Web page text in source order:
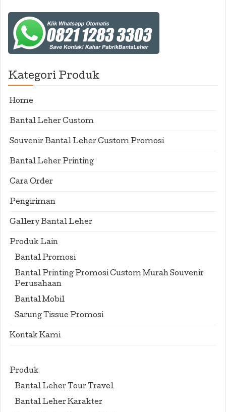
Kategori Produk
Home
Bantal Leher Custom
Souvenir Bantal Leher Custom Promosi
Bantal Leher Printing
Cara Order
Pengiriman
Gallery Bantal Leher
Produk Lain
Bantal Promosi
Bantal Printing Promosi Custom Murah Souvenir
Perusahaan
Bantal Mobil
Sarung Tissue Promosi
Kontak Kami
Produk
Bantal Leher Tour Travel
Bantal Leher Karakter